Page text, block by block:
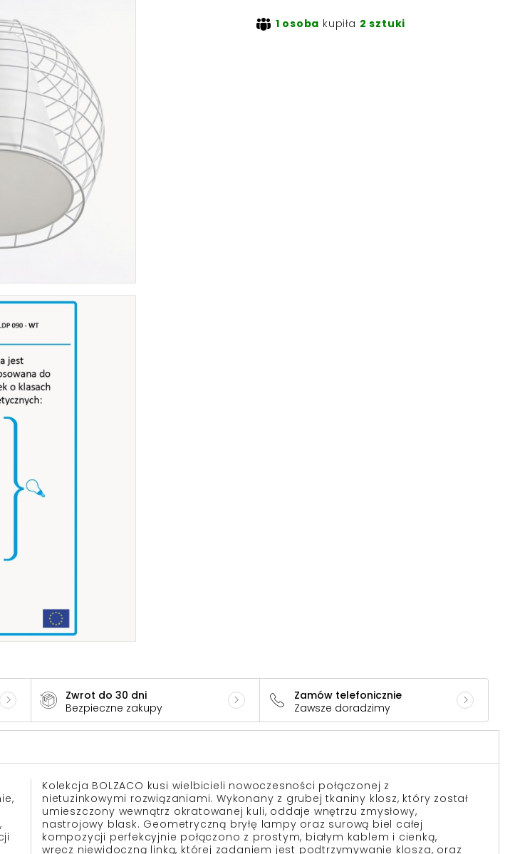
1 osoba kupiła 2 sztuki
Zwrot do 30 dni
Bezpieczne zakupy
Zamów telefonicznie
Zawsze doradzimy
Kolekcja BOLZACO kusi wielbicieli nowoczesności połączonej z
nietuzinkowymi rozwiązaniami. Wykonany z grubej tkaniny klosz, który został
umieszczony wewnątrz okratowanej kuli, oddaje wnętrzu zmysłowy,
nastrojowy blask. Geometryczną bryłę lampy oraz surową biel całej
kompozycji perfekcyjnie połączono z prostym, białym kablem i cienką,
wręcz niewidoczną linką, której zadaniem jest podtrzymywanie klosza, oraz